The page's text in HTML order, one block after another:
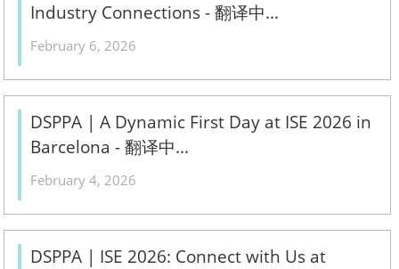
Industry Connections - 翻译中...
February 6, 2026
DSPPA | A Dynamic First Day at ISE 2026 in
Barcelona - 翻译中...
February 4, 2026
DSPPA | ISE 2026: Connect with Us at